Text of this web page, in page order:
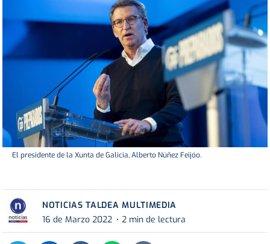
El presidente de la Xunta de Galicia, Alberto Núñez Feijóo.
NOTICIAS TALDEA MULTIMEDIA
16 de Marzo 2022
2 min de lectura